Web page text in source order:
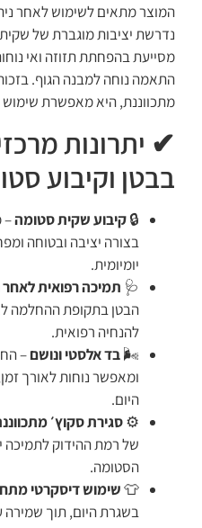
המוצר מתאים לשימוש לאחר
נדרשת יציבות מוגברת של
מסייעת בהפחתת תזוזה ואי
התאמה נוחה למבנה הגוף.
מתכווננת, היא מאפשרת שימוש
✔ יתרונות
בבטן וקיבוע
🔒קיבוע שקית סטומה–
בצורה יציבה ובטוחה
יומיומית.
🩺 תמיכה רפואית לאחר
הבטן בתקופת ההחלמה
להנחיה רפואית.
🌬️בד אלסטי ונושם–
ומאפשר נוחות לאורך
היום.
⚙️סגירת סקוץ׳
של רמת ההידוק לתמיכה
הסטומה.
👕שימוש דיסקרטי
בשגרת היום, תוך שמירה